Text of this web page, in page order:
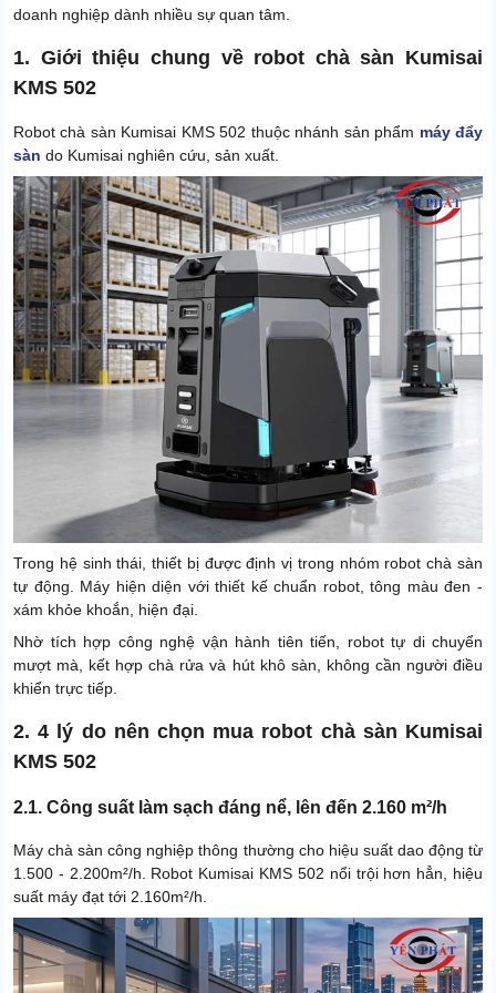
Kích thước trạm sạc 485 × 635 × 1021 mm
Trọng lượng máy 150 kg
Kích thước đóng gói
Thời gian sạc pin
nhanh: 1 giờ
Thời gian làm việc liên tục
Quét + chà rửa kết hợp - 5h,
Chỉ hút bụi khô - 12h
Dung tích thùng nước bẩn 46L
Dung tích thùng nước sạch 46L
Khả năng làm sạch 2.160 m²/h
doanh nghiệp dành nhiều sự quan tâm.
1. Giới thiệu chung về robot chà sàn Kumisai
KMS 502
Robot chà sàn Kumisai KMS 502 thuộc nhánh sản phẩm máy đẩy
sàn do Kumisai nghiên cứu, sản xuất.
Trong hệ sinh thái, thiết bị được định vị trong nhóm robot chà sàn
tự động. Máy hiện diện với thiết kế chuẩn robot, tông màu đen -
xám khỏe khoắn, hiện đại.
Nhờ tích hợp công nghệ vận hành tiên tiến, robot tự di chuyển
mượt mà, kết hợp chà rửa và hút khô sàn, không cần người điều
khiển trực tiếp.
2. 4 lý do nên chọn mua robot chà sàn Kumisai
KMS 502
2.1. Công suất làm sạch đáng nể, lên đến 2.160 m²/h
Máy chà sàn công nghiệp thông thường cho hiệu suất dao động từ
1.500 - 2.200m²/h. Robot Kumisai KMS 502 nổi trội hơn hẳn, hiệu
suất máy đạt tới 2.160m²/h.